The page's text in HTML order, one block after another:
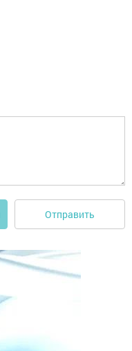
Отправить